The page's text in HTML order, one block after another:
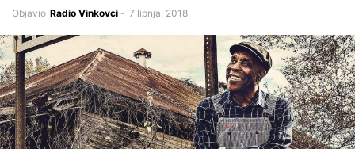
Objavio Radio Vinkovci - 7 lipnja, 2018